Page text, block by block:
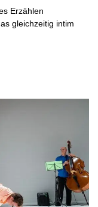
Erzählen
gleichzeitig intim